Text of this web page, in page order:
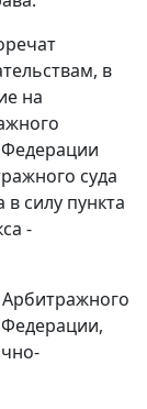
в
на
Федерации
суда
в силу пункта
-
Арбитражного
Федерации,